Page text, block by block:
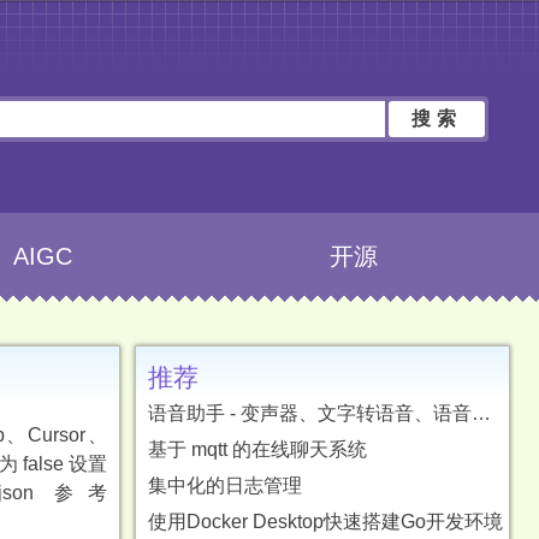
搜索
AIGC 开源
Cursor、
false 设置
参考
推荐
语音助手 - 变声器、文字转语音、语音转文字、字幕翻译
基于 mqtt 的在线聊天系统
集中化的日志管理
使用Docker Desktop快速搭建Go开发环境